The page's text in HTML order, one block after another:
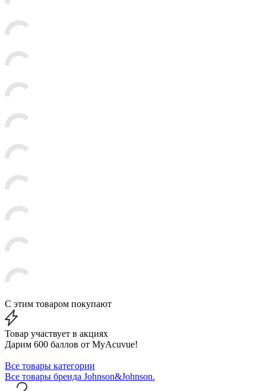
С этим товаром покупают
Товар участвует в акциях
Дарим 600 баллов от MyAcuvue!
Все товары категории
Все товары бренда Johnson&Johnson.